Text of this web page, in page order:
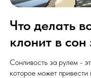
Что делать
клонит в
Сонливость за рулем -
которое может